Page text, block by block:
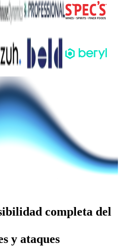
completa del
y ataques